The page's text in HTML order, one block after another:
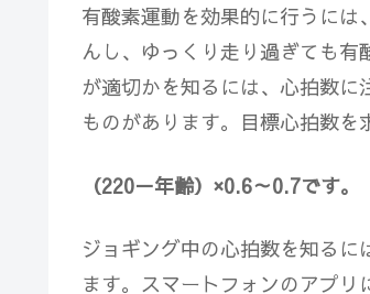
有酸素運動を効果的に行うに
んし、ゆっくり走り過ぎても有
が適切かを知るには、心拍数に
ものがあります。目標心拍数を
（220－年齢）×0.6～0.7です。
ジョギング中の心拍数を知る
ます。スマートフォンのアプリ